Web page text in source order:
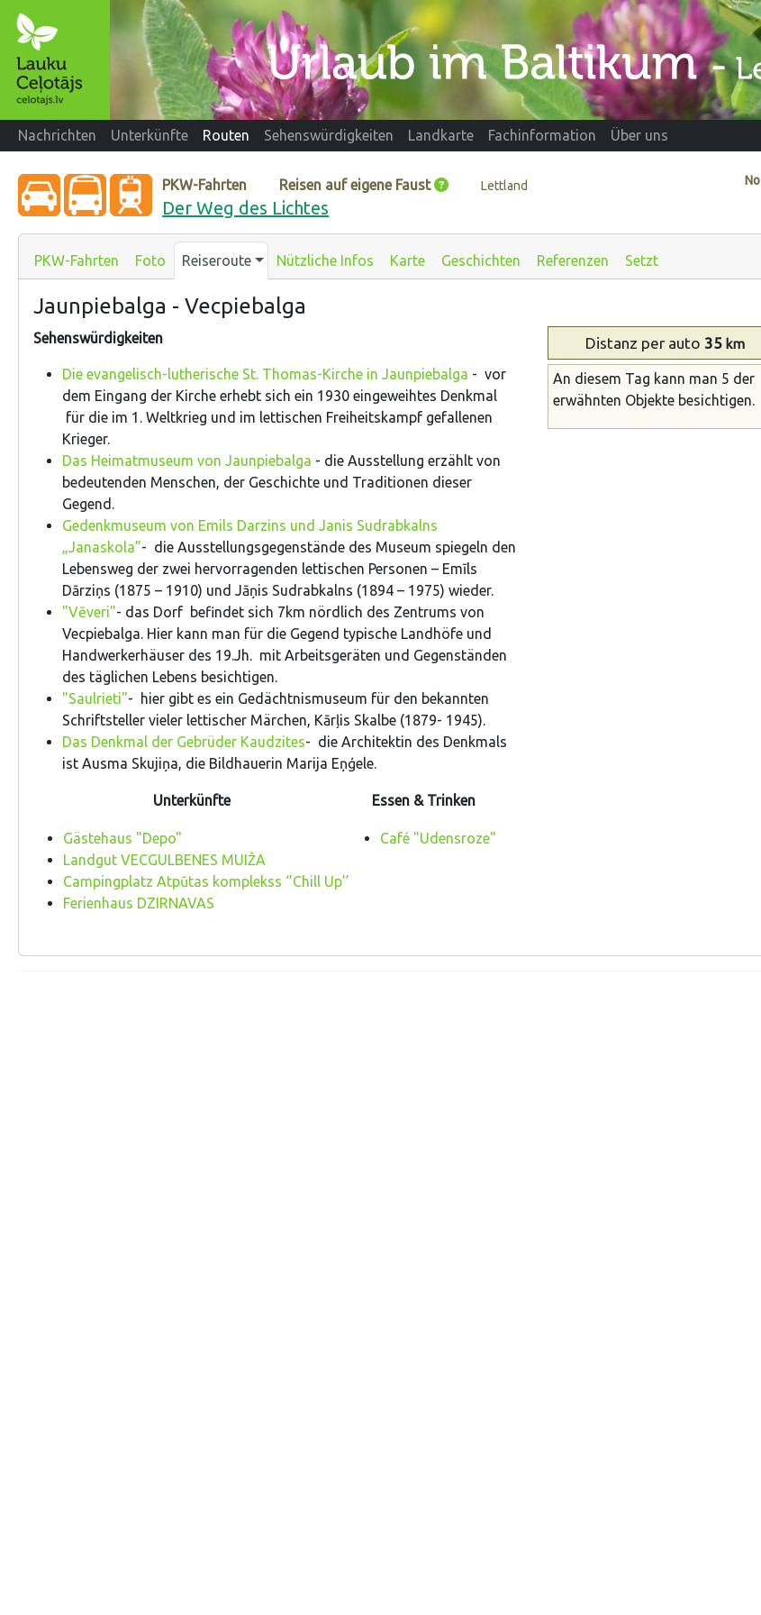
Nachrichten Unterkünfte Routen Sehenswürdigkeiten Landkarte Fachinformation Über uns
No
PKW-Fahrten Reisen auf eigene Faust Lettland
Der Weg des Lichtes
PKW-Fahrten Foto Reiseroute Nützliche Infos Karte Geschichten Referenzen Setzt
Jaunpiebalga - Vecpiebalga
Sehenswürdigkeiten
Die evangelisch-lutherische St. Thomas-Kirche in Jaunpiebalga - vor
dem Eingang der Kirche erhebt sich ein 1930 eingeweihtes Denkmal
für die im 1. Weltkrieg und im lettischen Freiheitskampf gefallenen
Krieger.
Das Heimatmuseum von Jaunpiebalga - die Ausstellung erzählt von
bedeutenden Menschen, der Geschichte und Traditionen dieser
Gegend.
Gedenkmuseum von Emils Darzins und Janis Sudrabkalns
„Janaskola”- die Ausstellungsgegenstände des Museum spiegeln den
Lebensweg der zwei hervorragenden lettischen Personen – Emīls
Dārziņs (1875 – 1910) und Jāņis Sudrabkalns (1894 – 1975) wieder.
"Vēveri"- das Dorf befindet sich 7km nördlich des Zentrums von
Vecpiebalga. Hier kann man für die Gegend typische Landhöfe und
Handwerkerhäuser des 19.Jh. mit Arbeitsgeräten und Gegenständen
des täglichen Lebens besichtigen.
"Saulrieti"- hier gibt es ein Gedächtnismuseum für den bekannten
Schriftsteller vieler lettischer Märchen, Kārļis Skalbe (1879- 1945).
Das Denkmal der Gebrüder Kaudzites- die Architektin des Denkmals
ist Ausma Skujiņa, die Bildhauerin Marija Eņģele.
Unterkünfte Essen & Trinken
Gästehaus "Depo"
Landgut VECGULBENES MUIŽA
Campingplatz Atpūtas komplekss ‘’Chill Up’’
Ferienhaus DZIRNAVAS
Café "Udensroze"
Distanz per auto 35 km
An diesem Tag kann man 5 der
erwähnten Objekte besichtigen.